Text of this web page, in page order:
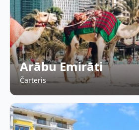
Arābu Emirāti
Čarteris